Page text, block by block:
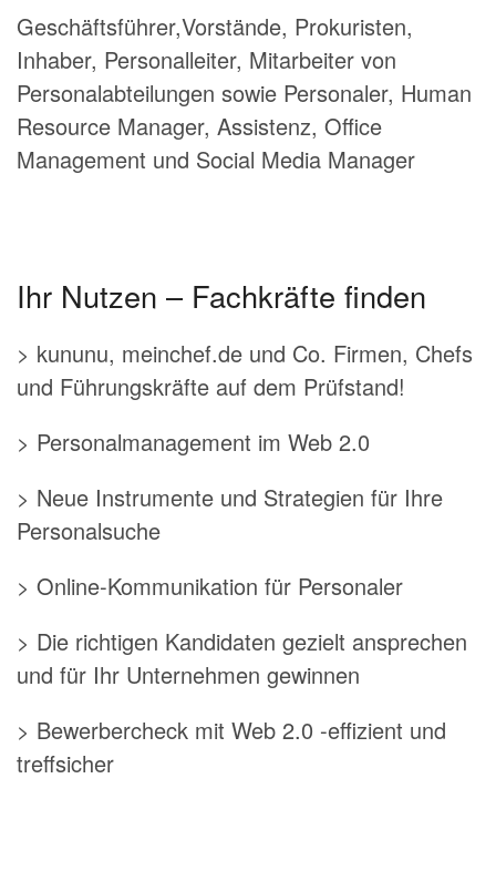
Geschäftsführer,Vorstände, Prokuristen,
Inhaber, Personalleiter, Mitarbeiter von
Personalabteilungen sowie Personaler, Human
Resource Manager, Assistenz, Office
Management und Social Media Manager
Ihr Nutzen – Fachkräfte finden
> kununu, meinchef.de und Co. Firmen, Chefs
und Führungskräfte auf dem Prüfstand!
> Personalmanagement im Web 2.0
> Neue Instrumente und Strategien für Ihre
Personalsuche
> Online-Kommunikation für Personaler
> Die richtigen Kandidaten gezielt ansprechen
und für Ihr Unternehmen gewinnen
> Bewerbercheck mit Web 2.0 -effizient und
treffsicher